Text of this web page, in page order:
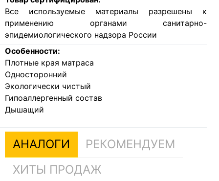
Все используемые материалы разрешены к
применению органами санитарно-
эпидемиологического надзора России
Особенности:
Плотные края матраса
Односторонний
Экологически чистый
Гипоаллергенный состав
Дышащий
АНАЛОГИ
РЕКОМЕНДУЕМ
ХИТЫ ПРОДАЖ